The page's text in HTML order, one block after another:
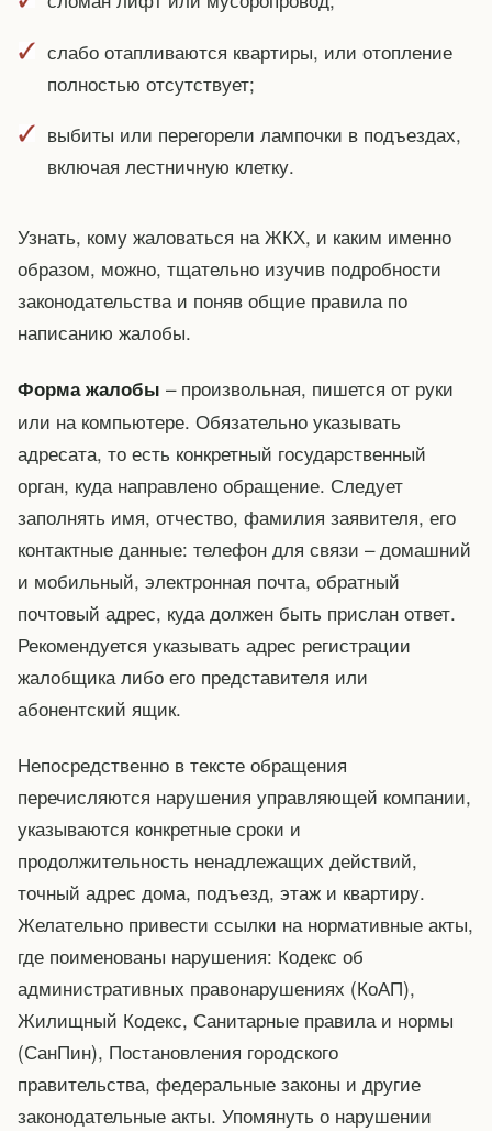
слабо отапливаются квартиры, или отопление
полностью отсутствует;
выбиты или перегорели лампочки в подъездах,
включая лестничную клетку.
Узнать, кому жаловаться на ЖКХ, и каким именно
образом, можно, тщательно изучив подробности
законодательства и поняв общие правила по
написанию жалобы.
Форма жалобы – произвольная, пишется от руки
или на компьютере. Обязательно указывать
адресата, то есть конкретный государственный
орган, куда направлено обращение. Следует
заполнять имя, отчество, фамилия заявителя, его
контактные данные: телефон для связи – домашний
и мобильный, электронная почта, обратный
почтовый адрес, куда должен быть прислан ответ.
Рекомендуется указывать адрес регистрации
жалобщика либо его представителя или
абонентский ящик.
Непосредственно в тексте обращения
перечисляются нарушения управляющей компании,
указываются конкретные сроки и
продолжительность ненадлежащих действий,
точный адрес дома, подъезд, этаж и квартиру.
Желательно привести ссылки на нормативные акты,
где поименованы нарушения: Кодекс об
административных правонарушениях (КоАП),
Жилищный Кодекс, Санитарные правила и нормы
(СанПин), Постановления городского
правительства, федеральные законы и другие
законодательные акты. Упомянуть о нарушении